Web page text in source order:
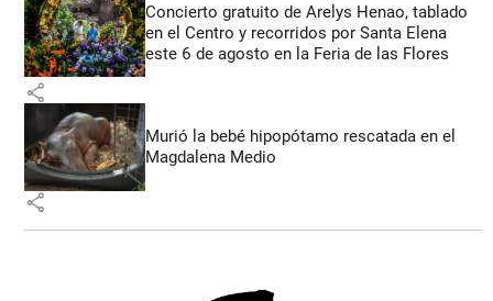
Concierto gratuito de Arelys Henao, tablado
en el Centro y recorridos por Santa Elena
este 6 de agosto en la Feria de las Flores
share
Murió la bebé hipopótamo rescatada en el
Magdalena Medio
share